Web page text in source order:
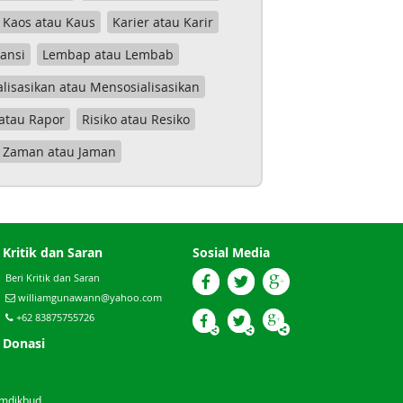
Kaos atau Kaus
Karier atau Karir
Lembap atau Lembab
atau Mensosialisasikan
Rapor
Risiko atau Resiko
Zaman atau Jaman
Kritik dan Saran
Beri Kritik dan Saran
williamgunawann@yahoo.com
+62 83875755726
Donasi
Sosial Media